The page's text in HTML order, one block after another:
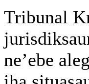
Tribunal
ne’ebe